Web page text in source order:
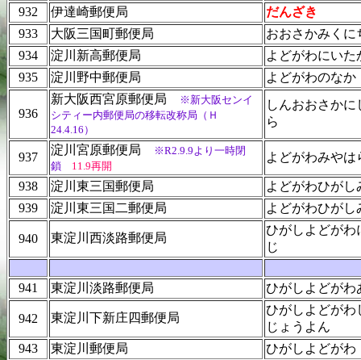
932
伊達崎郵便局
だんざき
933
大阪三国町郵便局
おおさかみくに
934
淀川新高郵便局
よどがわにいた
935
淀川野中郵便局 よどがわのなか
936
新大阪西宮原郵便局
※新大阪センイ
シティー内郵便局の移転改称局（Ｈ
24.4.16）
しんおおさかに
ら
937
淀川宮原郵便局
※R2.9.9より一時閉
鎖 11.9再開
よどがわみやは
938 淀川東三国郵便局
よどがわひがし
939
淀川東三国二郵便局 よどがわひがし
940 東淀川西淡路郵便局
ひがしよどがわ
じ
941 東淀川淡路郵便局 ひがしよどがわ
942 東淀川下新庄四郵便局
ひがしよどがわ
じょうよん
943
東淀川郵便局 ひがしよどがわ